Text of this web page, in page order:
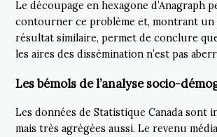
Le découpage en hexagone d’Anagraph
contourner ce problème et, montrant
résultat similaire, permet de conclure que
les aires des dissémination n’est pas
Les bémols de l’analyse socio-
Les données de Statistique Canada sont
mais très agrégées aussi. Le revenu